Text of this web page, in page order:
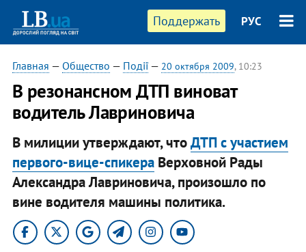
Поддержать РУС
Главная — Общество — Події— 20 октября 2009, 10:23
В резонансном ДТП виноват
водитель Лавриновича
В милиции утверждают, чтоДТП с участием
первого-вице-спикераВерховной Рады
Александра Лавриновича, произошло по
вине водителя машины политика.